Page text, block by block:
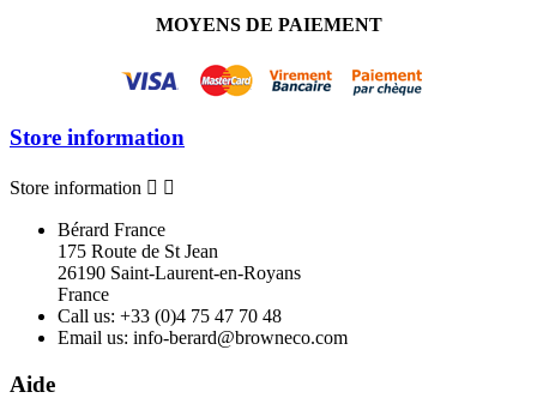
MOYENS DE PAIEMENT
Store information
Store information  
Bérard France
175 Route de St Jean
26190 Saint-Laurent-en-Royans
France
Call us: +33 (0)4 75 47 70 48
Email us: info-berard@browneco.com
Aide